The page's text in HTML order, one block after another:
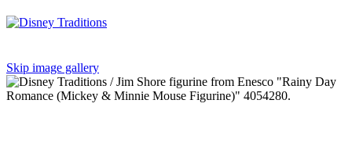
Skip image gallery